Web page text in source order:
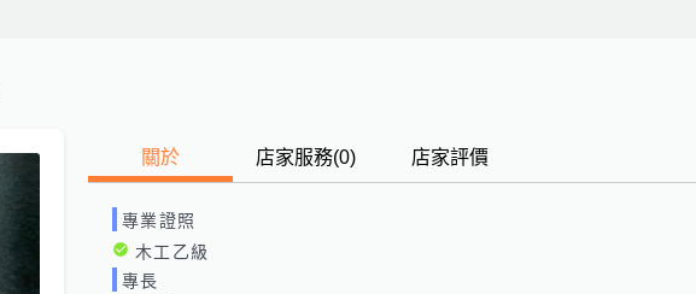
關於 店家服務(0) 店家評價
專業證照
木工乙級
專長